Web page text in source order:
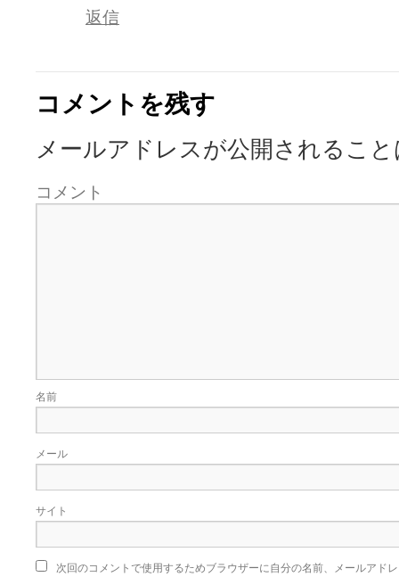
返信
コメントを残す
メールアドレスが公開されるこ
コメント
名前
メール
サイト
次回のコメントで使用するためブラウザーに自分の名前、メールアド